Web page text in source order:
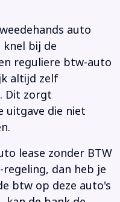
auto
knel bij de
reguliere btw-auto
altijd zelf
Dit zorgt
uitgave die niet
lease zonder BTW
dan heb je
btw op deze auto's